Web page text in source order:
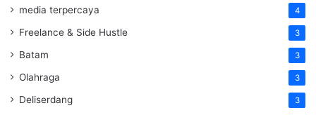
media terpercaya 4
Freelance & Side Hustle 3
Batam 3
Olahraga 3
Deliserdang 3